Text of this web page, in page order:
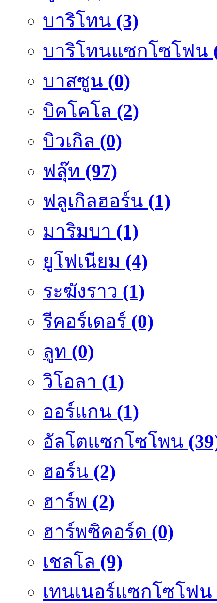
บาริโทน (3)
บาริโทนแซกโซโฟน
บาสซูน (0)
บิคโคโล (2)
บิวเกิล (0)
ฟลุ๊ท (97)
ฟลูเกิลฮอร์น (1)
มาริมบา (1)
ยูโฟเนียม (4)
ระฆังราว (1)
รีคอร์เดอร์ (0)
ลูท (0)
วิโอลา (1)
ออร์แกน (1)
อัลโตแซกโซโพน
ฮอร์น (2)
ฮาร์พ (2)
ฮาร์พซิคอร์ด (0)
เชลโล (9)
เทนเนอร์แซกโซโฟน